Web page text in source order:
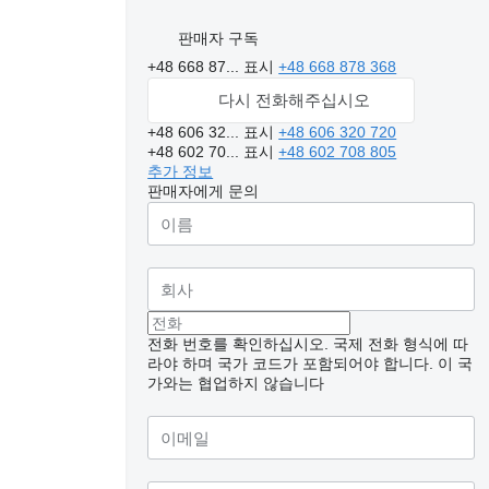
판매자 구독
+48 668 87...
표시+48 668 878 368
다시 전화해주십시오
+48 606 32... 표시+48 606 320 720
+48 602 70...
표시+48 602 708 805
추가 정보
판매자에게 문의
전화 번호를 확인하십시오. 국제 전화 형식에 따
라야 하며 국가 코드가 포함되어야 합니다. 이 국
가와는 협업하지 않습니다